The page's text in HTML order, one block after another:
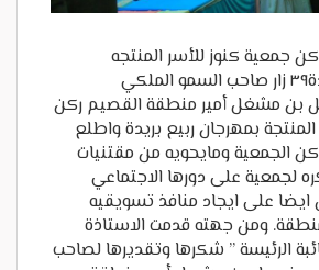
جمعية كنوز للأسر المنتجه
بمهرجان ربيع بريدة٣٩ زار صاحب السمو الملكي
بن مشغل أمير منطقة القصيم ركن
بمهرجان ربيع بريدة واطلع
الجمعية ومايحويه من مقتنيات
لجمعية على دورها الاجتماعي
ايضا على ايجاد منافذ تسويقيه
ومن جهته قدمت الاستاذة
الرئيسة ” شكرها وتقديرها لصاحب